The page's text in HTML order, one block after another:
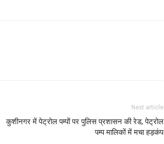
Next article
कुशीनगर में पेट्रोल पम्पों पर पुलिस प्रशासन की रेड, पेट्रोल
पम्प मालिकों में मचा हड़कंप